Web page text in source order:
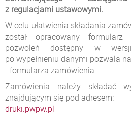
z regulacjami ustawowymi.
W celu ułatwienia składania
został opracowany formularz
pozwoleń dostępny w
po wypełnieniu danymi pozwala
- formularza zamówienia.
Zamówienia należy składać
znajdującym się pod adresem:
druki.pwpw.pl